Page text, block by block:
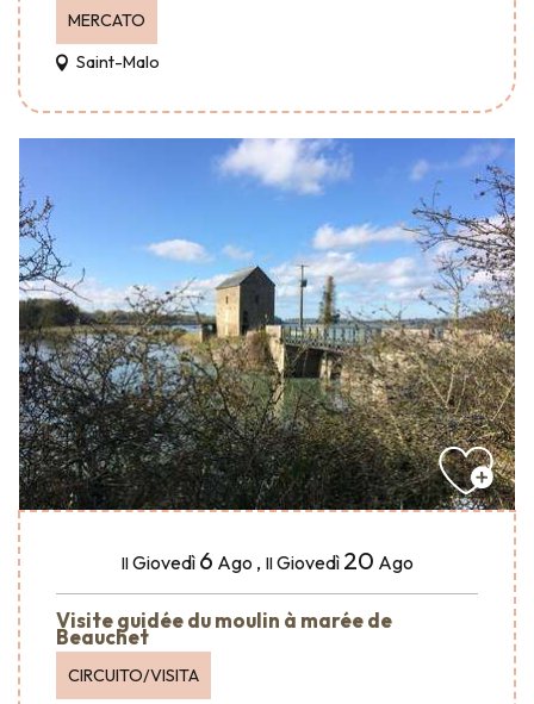
MERCATO
Saint-Malo
IlGiovedì 6 Ago , IlGiovedì 20 Ago
Visite guidée du moulin à marée de
Beauchet
CIRCUITO/VISITA